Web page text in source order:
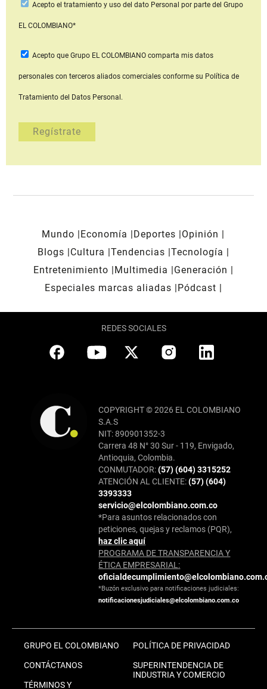
Acepto el tratamiento y uso del dato Personal por parte del Grupo
EL COLOMBIANO*
Acepto que Grupo EL COLOMBIANOcomparta mis datos
personales con terceros aliados comerciales conforme su Política de
Tratamiento del Datos Personal.
Mundo Economía Deportes
Opinión
Blogs
Cultura Tendencias Tecnología
Entretenimiento
Multimedia
Generación
Especiales marcas aliadas
Pódcast
REDES SOCIALES
COPYRIGHT © 2026 EL COLOMBIANO
S.A.S
NIT: 890901352-3
Carrera 48 N° 30 Sur - 119, Envigado,
Antioquia, Colombia.
CONMUTADOR:(57) (604) 3315252
ATENCIÓN AL CLIENTE:(57) (604)
3393333
servicio@elcolombiano.com.co
*Para asuntos relacionados con
peticiones, quejas y reclamos (PQR),
haz clic aquí
PROGRAMA DE TRANSPARENCIA Y
ÉTICA EMPRESARIAL:
*Buzón exclusivo para notificaciones judiciales:
notificacionesjudiciales@elcolombiano.com.co
GRUPO EL COLOMBIANO
CONTÁCTANOS
TÉRMINOS Y
POLÍTICA DE PRIVACIDAD
SUPERINTENDENCIA DE
INDUSTRIA Y COMERCIO